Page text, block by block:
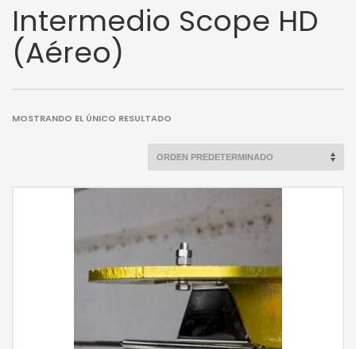
Intermedio Scope HD
(Aéreo)
MOSTRANDO EL ÚNICO RESULTADO